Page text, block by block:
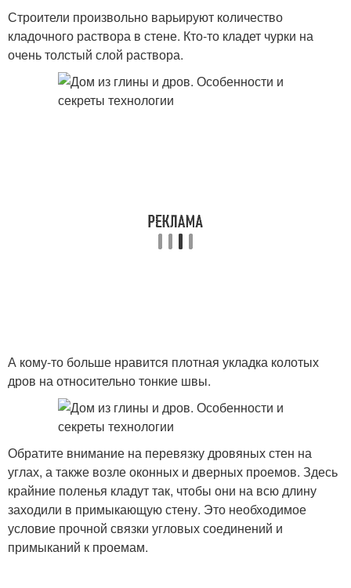
Строители произвольно варьируют количество
кладочного раствора в стене. Кто-то кладет чурки на
очень толстый слой раствора.
А кому-то больше нравится плотная укладка колотых
дров на относительно тонкие швы.
Обратите внимание на перевязку дровяных стен на
углах, а также возле оконных и дверных проемов. Здесь
крайние поленья кладут так, чтобы они на всю длину
заходили в примыкающую стену. Это необходимое
условие прочной связки угловых соединений и
примыканий к проемам.